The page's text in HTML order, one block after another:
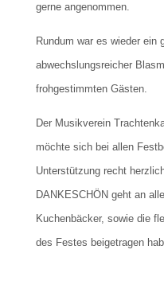
gerne angenommen.
Rundum war es wieder
abwechslungsreicher
frohgestimmten Gästen.
Der Musikverein
möchte sich bei allen
Unterstützung recht
DANKESCHÖN geht an
Kuchenbäcker, sowie die
des Festes beigetragen